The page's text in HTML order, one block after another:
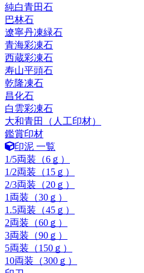
純白青田石
巴林石
遼寧丹凍緑石
青海彩凍石
西蔵彩凍石
寿山平頭石
乾隆凍石
昌化石
白雲彩凍石
大和青田（人工印材）
鑑賞印材
印泥 一覧
1/5両装（6ｇ）
1/2両装（15ｇ）
2/3両装（20ｇ）
1両装（30ｇ）
1.5両装（45ｇ）
2両装（60ｇ）
3両装（90ｇ）
5両装（150ｇ）
10両装（300ｇ）